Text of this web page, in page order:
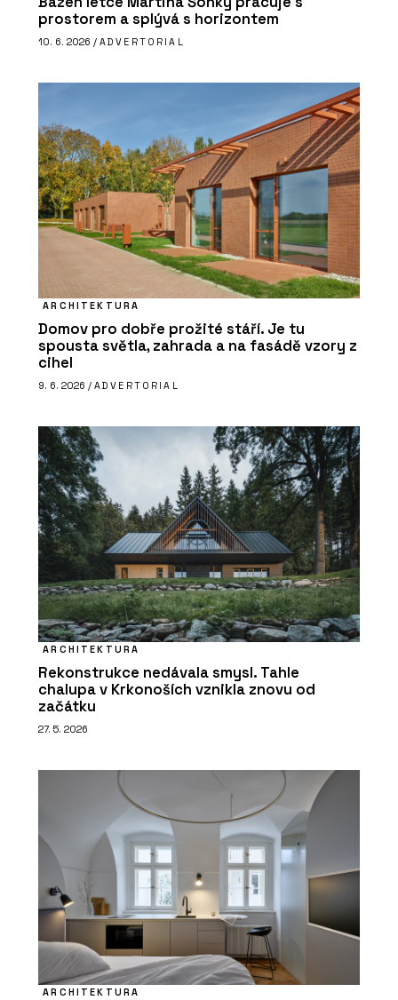
prostorem a splývá s horizontem
10. 6. 2026 / ADVERTORIAL
ARCHITEKTURA
Domov pro dobře prožité stáří. Je tu
spousta světla, zahrada a na fasádě vzory z
cihel
9. 6. 2026 / ADVERTORIAL
ARCHITEKTURA
Rekonstrukce nedávala smysl. Tahle
chalupa v Krkonoších vznikla znovu od
začátku
27. 5. 2026
ARCHITEKTURA